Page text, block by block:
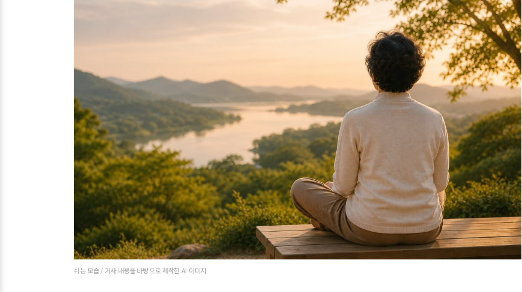
쉬는 모습 / 기사 내용을 바탕으로 제작한 AI 이미지